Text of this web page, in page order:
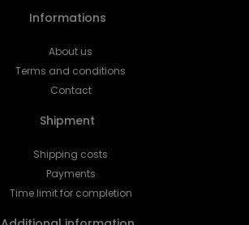
Informations
About us
Terms and conditions
Contact
Shipment
Shipping costs
Payments
Time limit for completion